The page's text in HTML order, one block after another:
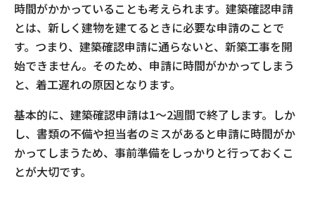
時間がかかっていることも考えられます。建築確認申請
とは、新しく建物を建てるときに必要な申請のことで
す。つまり、建築確認申請に通らないと、新築工事を開
始できません。そのため、申請に時間がかかってしまう
と、着工遅れの原因となります。
基本的に、建築確認申請は1～2週間で終了します。しか
し、書類の不備や担当者のミスがあると申請に時間がか
かってしまうため、事前準備をしっかりと行っておくこ
とが大切です。